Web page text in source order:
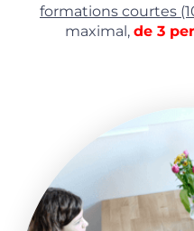
formations courtes
maximal, de 3